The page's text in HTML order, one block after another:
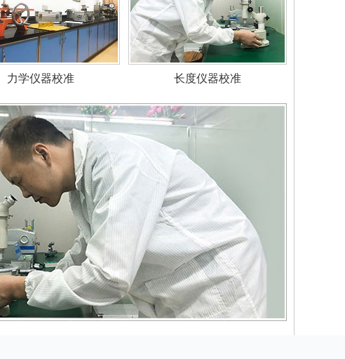
力学仪器校准 长度仪器校准